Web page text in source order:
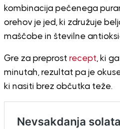
kombinacija pečenega
orehov je jed, ki združuje
maščobe in številne
Gre za preprost recept, ki
minutah, rezultat pa je
ki nasiti brez občutka teže.